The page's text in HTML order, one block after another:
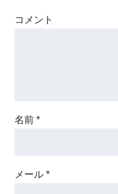
コメント
名前 *
メール *